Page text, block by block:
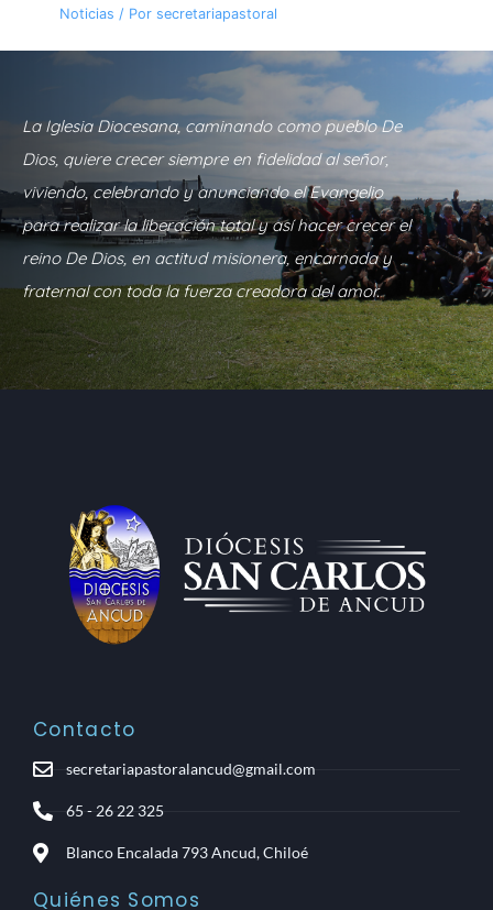
Noticias / Por secretariapastoral
La Iglesia Diocesana, caminando como pueblo De
Dios, quiere crecer siempre en fidelidad al señor,
viviendo, celebrando y anunciando el Evangelio
para realizar la liberación total y así hacer crecer el
reino De Dios, en actitud misionera, encarnada y
fraternal con toda la fuerza creadora del amor.
Contacto
secretariapastoralancud@gmail.com
65 - 26 22 325
Blanco Encalada 793 Ancud, Chiloé
Quiénes Somos